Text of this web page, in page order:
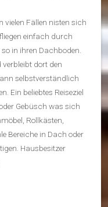
vielen Fällen nisten sich
einfach durch
in ihren Dachboden.
verbleibt dort den
selbstverständlich
Ein beliebtes Reiseziel
Gebüsch was sich
Rollkästen,
Bereiche in Dach oder
Hausbesitzer